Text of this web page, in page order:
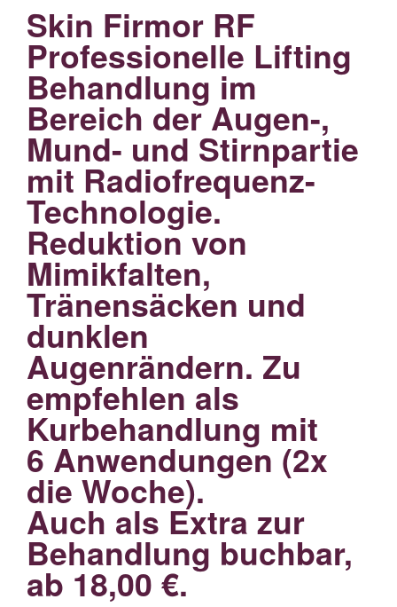
Skin Firmor RF
Professionelle Lifting
Behandlung im
Bereich der Augen-,
Mund- und Stirnpartie
mit Radiofrequenz-
Technologie.
Reduktion von
Mimikfalten,
Tränensäcken und
dunklen
Augenrändern. Zu
empfehlen als
Kurbehandlung mit
6 Anwendungen (2x
die Woche).
Auch als Extra zur
Behandlung buchbar,
ab 18,00 €.